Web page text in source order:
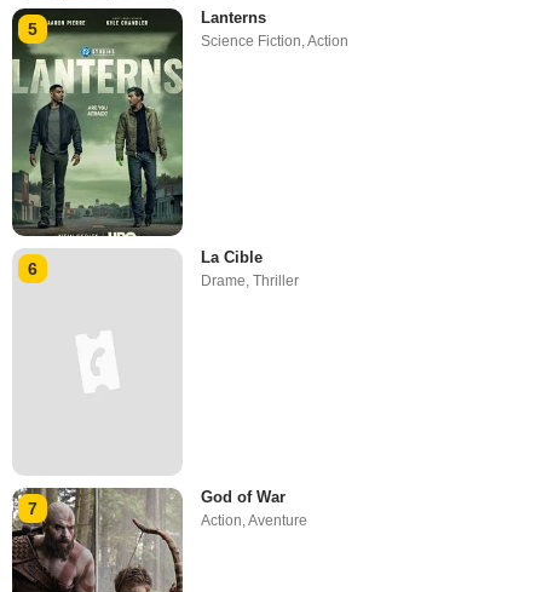
5
Lanterns
Science Fiction ,Action
6
La Cible
Drame,Thriller
7
God of War
Action,Aventure